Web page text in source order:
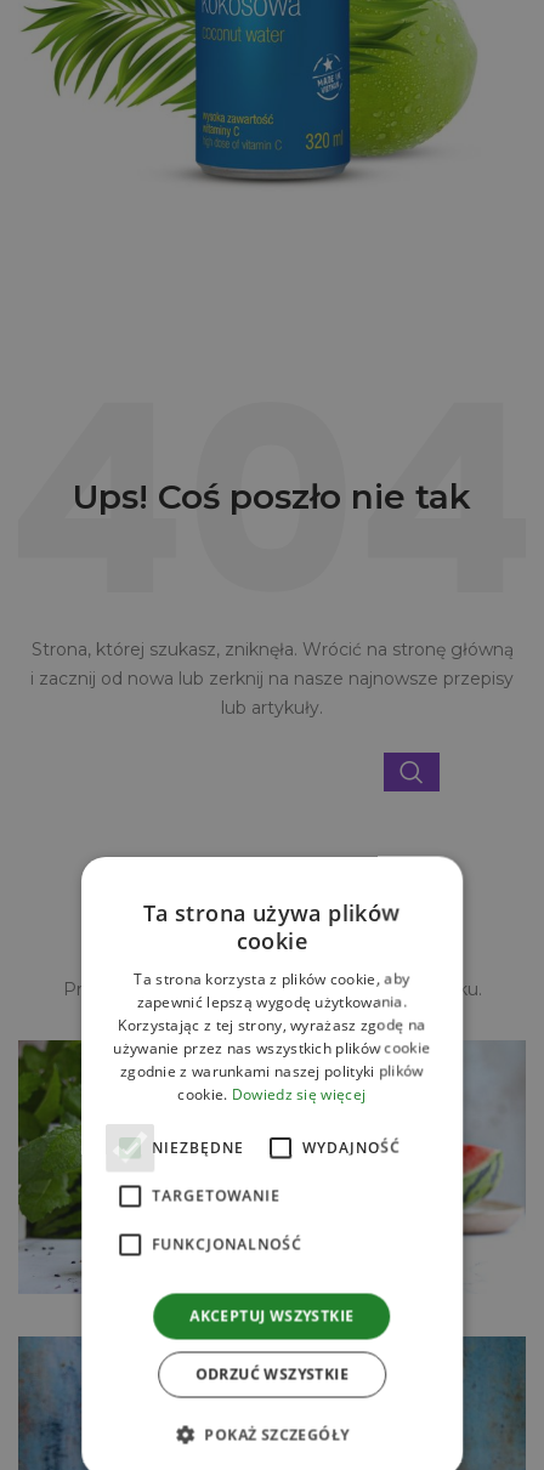
Ups! Coś poszło nie tak
Strona, której szukasz, zniknęła. Wrócić na stronę główną
i zacznij od nowa lub zerknij na nasze najnowsze przepisy
lub artykuły.
Owocowa eksplozja smaków
Najnowsze przepisy
Przygotuj z nami pyszne i przepisy krok po kroku.
Ta strona używa plików
cookie
Ta strona korzysta z plików cookie, aby
zapewnić lepszą wygodę użytkowania.
Korzystając z tej strony, wyrażasz zgodę na
używanie przez nas wszystkich plików cookie
zgodnie z warunkami naszej polityki plików
cookie. Dowiedz się więcej
NIEZBĘDNE WYDAJNOŚĆ
TARGETOWANIE
FUNKCJONALNOŚĆ
AKCEPTUJ WSZYSTKIE
ODRZUĆ WSZYSTKIE
POKAŻ SZCZEGÓŁY